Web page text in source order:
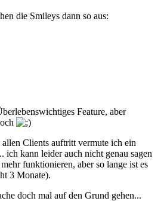
die Smileys dann so aus:
Feature, aber
allen Clients auftritt vermute ich ein
ich kann leider auch nicht genau sagen
funktionieren, aber so lange ist es
3 Monate).
doch mal auf den Grund gehen...